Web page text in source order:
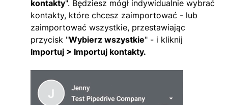
kontakty". Będziesz mógł indywidualnie wybrać
kontakty, które chcesz zaimportować - lub
zaimportować wszystkie, przestawiając
przycisk "Wybierz wszystkie" - i kliknij
Importuj > Importuj kontakty.